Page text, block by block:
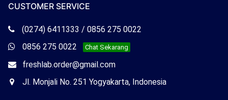
CUSTOMER SERVICE
Telepon
Freshlab
(0274) 6411333 / 0856 275 0022
Whatsapp
Freshlab
0856 275 0022 Chat Sekarang
Email
Freshlab
freshlab.order@gmail.com
OfficeJl. Monjali No. 251 Yogyakarta, Indonesia